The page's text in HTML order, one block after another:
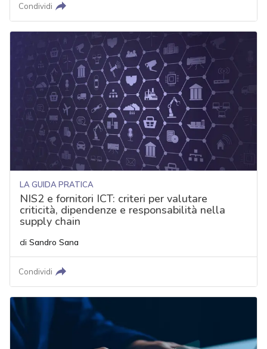
Condividi
LA GUIDA PRATICA
NIS2 e fornitori ICT: criteri per valutare
criticità, dipendenze e responsabilità nella
supply chain
di Sandro Sana
Condividi